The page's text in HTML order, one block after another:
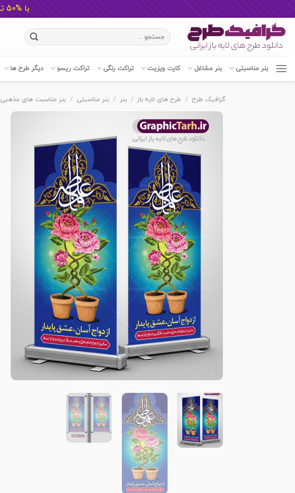
با %50 تخفیف اشتراک بخر
content
جستجو
برای:
بنر مناسبتی بنر مشاغل کارت ویزیت تراکت رنگی تراکت ریسو دیگر طرح ها
گرافیک طرح / طرح های لایه باز / بنر / بنر مناسبتی / بنر مناسبت های مذهبی